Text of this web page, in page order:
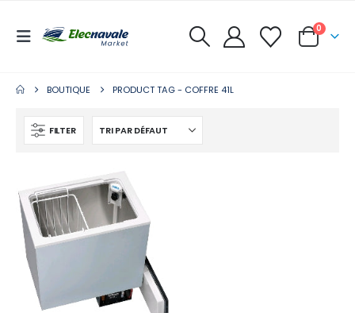
0
BOUTIQUE PRODUCT TAG - COFFRE 41L
FILTER